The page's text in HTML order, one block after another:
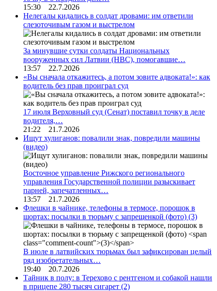
15:30 22.7.2026
Нелегалы кидались в солдат дровами: им ответили
слезоточивым газом и выстрелом
За минувшие сутки солдаты Национальных
вооруженных сил Латвии (НВС), помогавшие…
13:57 22.7.2026
«Вы сначала откажитесь, а потом зовите адвоката!»: как
водитель без прав проиграл суд
17 июля Верховный суд (Сенат) поставил точку в деле
водителя,…
21:22 21.7.2026
Ищут хулиганов: повалили знак, повредили машины
(видео)
Восточное управление Рижского регионального
управления Государственной полиции разыскивает
парней, запечатленных…
13:57 21.7.2026
Флешки в чайнике, телефоны в термосе, порошок в
шортах: посылки в тюрьму с запрещенкой (фото) (3)
В июле в латвийских тюрьмах был зафиксирован целый
ряд изобретательных…
19:40 20.7.2026
Тайник в полу: в Терехово с рентгеном и собакой нашли
в прицепе 280 тысяч сигарет (2)